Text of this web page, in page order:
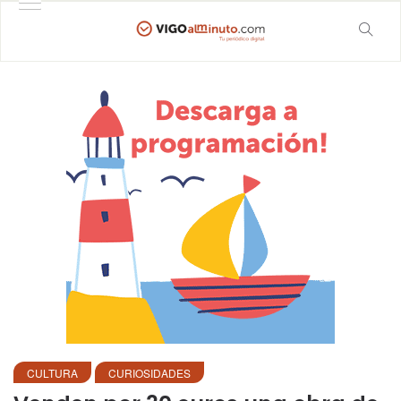
CULTURA CURIOSIDADES